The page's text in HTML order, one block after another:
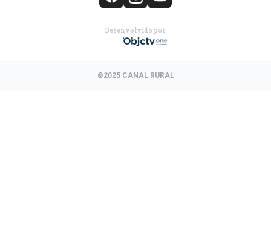
Desenvolvido por:
©2025 CANAL RURAL